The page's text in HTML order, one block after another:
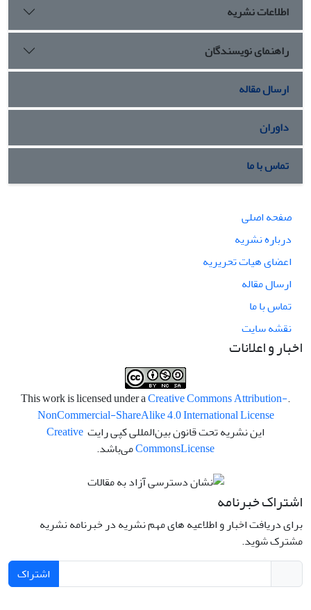
اطلاعات نشریه
راهنمای نویسندگان
ارسال مقاله
داوران
تماس با ما
صفحه اصلی
درباره نشریه
اعضای هیات تحریریه
ارسال مقاله
تماس با ما
نقشه سایت
اخبار و اعلانات
.This work is licensed under a
Creative Commons Attribution-
NonCommercial-ShareAlike 4.0 International License
این نشریه تحت قانون بین‌المللی کپی رایت Creative
CommonsLicense می‌باشد.
اشتراک خبرنامه
برای دریافت اخبار و اطلاعیه های مهم نشریه در خبرنامه نشریه
مشترک شوید.
اشتراک